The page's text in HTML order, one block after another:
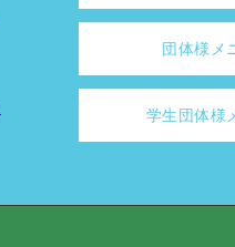
団体様メ
学生団体様